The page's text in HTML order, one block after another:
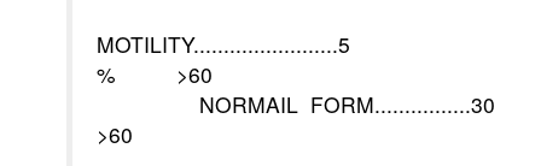
MOTILITY........................5
% >60
NORMAIL
>60